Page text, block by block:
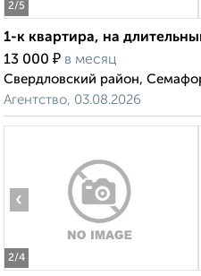
2/5
1-к квартира, на
13 000 ₽ в месяц
Свердловский район,
Агентство, 03.08.2026
2/4
‹